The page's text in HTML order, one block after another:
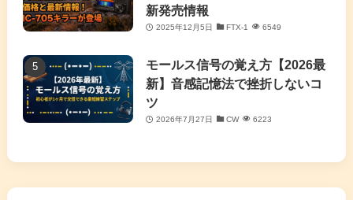
新発売情報
2025年12月5日 FTX-1 6549
モールス信号の覚え方【2026最
新】音感記憶法で挫折しないコ
ツ
2026年7月27日 CW 6223